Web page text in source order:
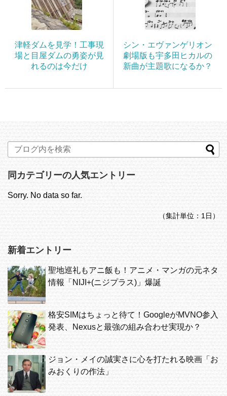
津軽ダムを見学！工事現
場と目屋ダムの勇姿が見
れるのは今だけ
シン・エヴァンゲリオン
劇場版も宇多田ヒカルの
新曲が主題歌になるか？
同カテゴリーの人気エントリー
Sorry. No data so far.
（集計単位：1日）
新着エントリー
聖地巡礼もアニ飯も！アニメ・マンガの元ネタ
情報「NIJI+(ニジプラス)」爆誕
格安SIMはちょっと待て！GoogleがMVNO参入
発表、Nexusと最強の組み合わせ実現か？
ジョン・メイの誠実さに心を打たれる映画「お
みおくりの作法」